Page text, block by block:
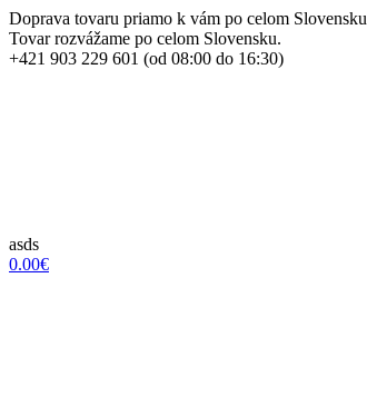
Doprava tovaru priamo k vám po celom Slovensku
Tovar rozvážame po celom Slovensku.
+421 903 229 601 (od 08:00 do 16:30)
asds
0.00€